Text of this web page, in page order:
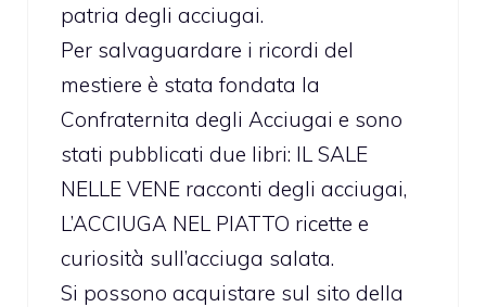
patria degli acciugai.
Per salvaguardare i ricordi del
mestiere è stata fondata la
Confraternita degli Acciugai e sono
stati pubblicati due libri: IL SALE
NELLE VENE racconti degli acciugai,
L’ACCIUGA NEL PIATTO ricette e
curiosità sull’acciuga salata.
Si possono acquistare sul sito della